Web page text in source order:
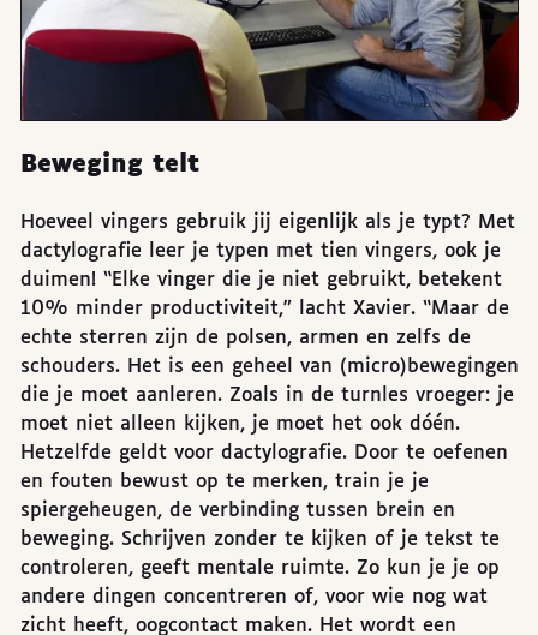
Beweging telt
Hoeveel vingers gebruik jij eigenlijk als je typt? Met
dactylografie leer je typen met tien vingers, ook je
duimen! “Elke vinger die je niet gebruikt, betekent
10% minder productiviteit,” lacht Xavier. “Maar de
echte sterren zijn de polsen, armen en zelfs de
schouders. Het is een geheel van (micro)bewegingen
die je moet aanleren. Zoals in de turnles vroeger: je
moet niet alleen kijken, je moet het ook dóén.
Hetzelfde geldt voor dactylografie. Door te oefenen
en fouten bewust op te merken, train je je
spiergeheugen, de verbinding tussen brein en
beweging. Schrijven zonder te kijken of je tekst te
controleren, geeft mentale ruimte. Zo kun je je op
andere dingen concentreren of, voor wie nog wat
zicht heeft, oogcontact maken. Het wordt een